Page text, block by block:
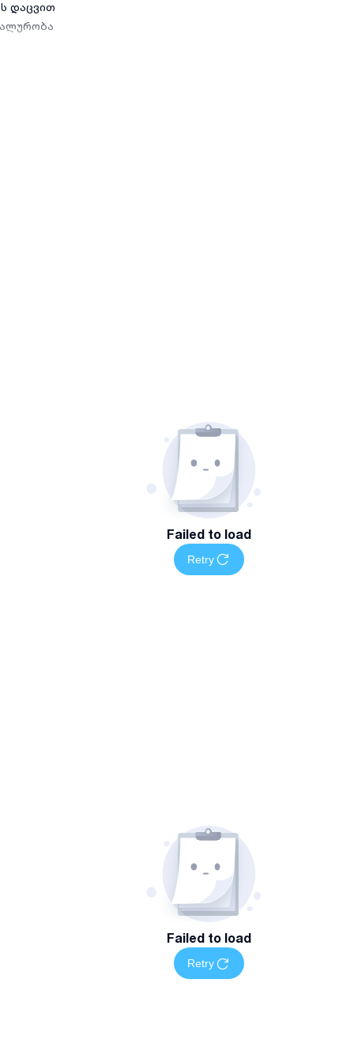
დაცვით
Failed to load
Retry
Failed to load
Retry